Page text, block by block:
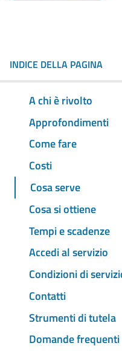
INDICE DELLA PAGINA
A chi è rivolto
Approfondimenti
Come fare
Costi
Cosa serve
Cosa si ottiene
Tempi e scadenze
Accedi al servizio
Condizioni di
Contatti
Strumenti di tutela
Domande frequenti